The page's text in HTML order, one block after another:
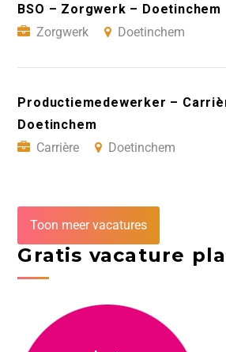
BSO – Zorgwerk – Doetinchem
Zorgwerk
Doetinchem
Productiemedewerker –
Doetinchem
Carrière
Doetinchem
Toon meer vacatures
Gratis vacature